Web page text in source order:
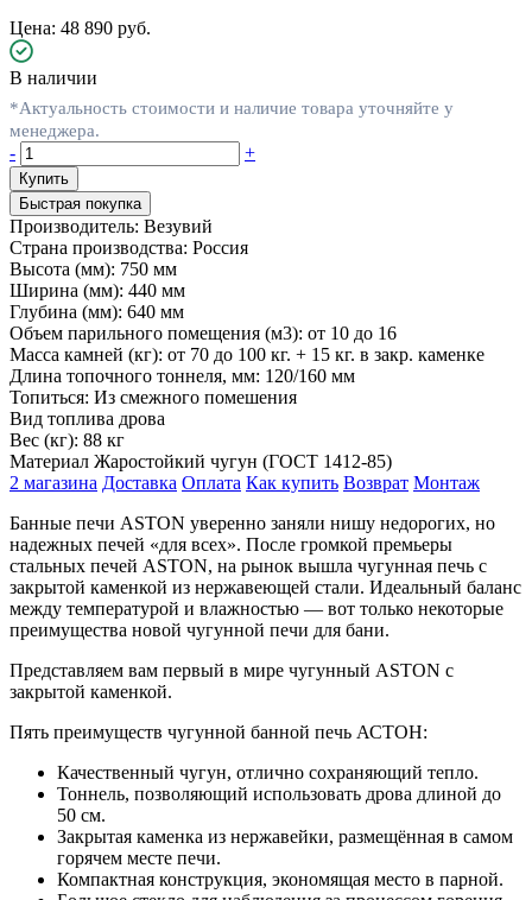
Цена: 48 890 руб.
В наличии
*Актуальность стоимости и наличие товара уточняйте у
менеджера.
-
+
Быстрая покупка
Производитель: Везувий
Страна производства: Россия
Высота (мм): 750 мм
Ширина (мм): 440 мм
Глубина (мм): 640 мм
Объем парильного помещения (м3): от 10 до 16
Масса камней (кг): от 70 до 100 кг. + 15 кг. в закр. каменке
Длина топочного тоннеля, мм: 120/160 мм
Топиться: Из смежного помешения
Вид топлива дрова
Вес (кг): 88 кг
Материал Жаростойкий чугун (ГОСТ 1412-85)
2 магазина Доставка Оплата Как купить Возврат Монтаж
Банные печи ASTON уверенно заняли нишу недорогих, но
надежных печей «для всех». После громкой премьеры
стальных печей ASTON, на рынок вышла чугунная печь с
закрытой каменкой из нержавеющей стали. Идеальный баланс
между температурой и влажностью — вот только некоторые
преимущества новой чугунной печи для бани.
Представляем вам первый в мире чугунный ASTON с
закрытой каменкой.
Пять преимуществ чугунной банной печь АСТОН:
Качественный чугун, отлично сохраняющий тепло.
Тоннель, позволяющий использовать дрова длиной до
50 см.
Закрытая каменка из нержавейки, размещённая в самом
горячем месте печи.
Компактная конструкция, экономящая место в парной.